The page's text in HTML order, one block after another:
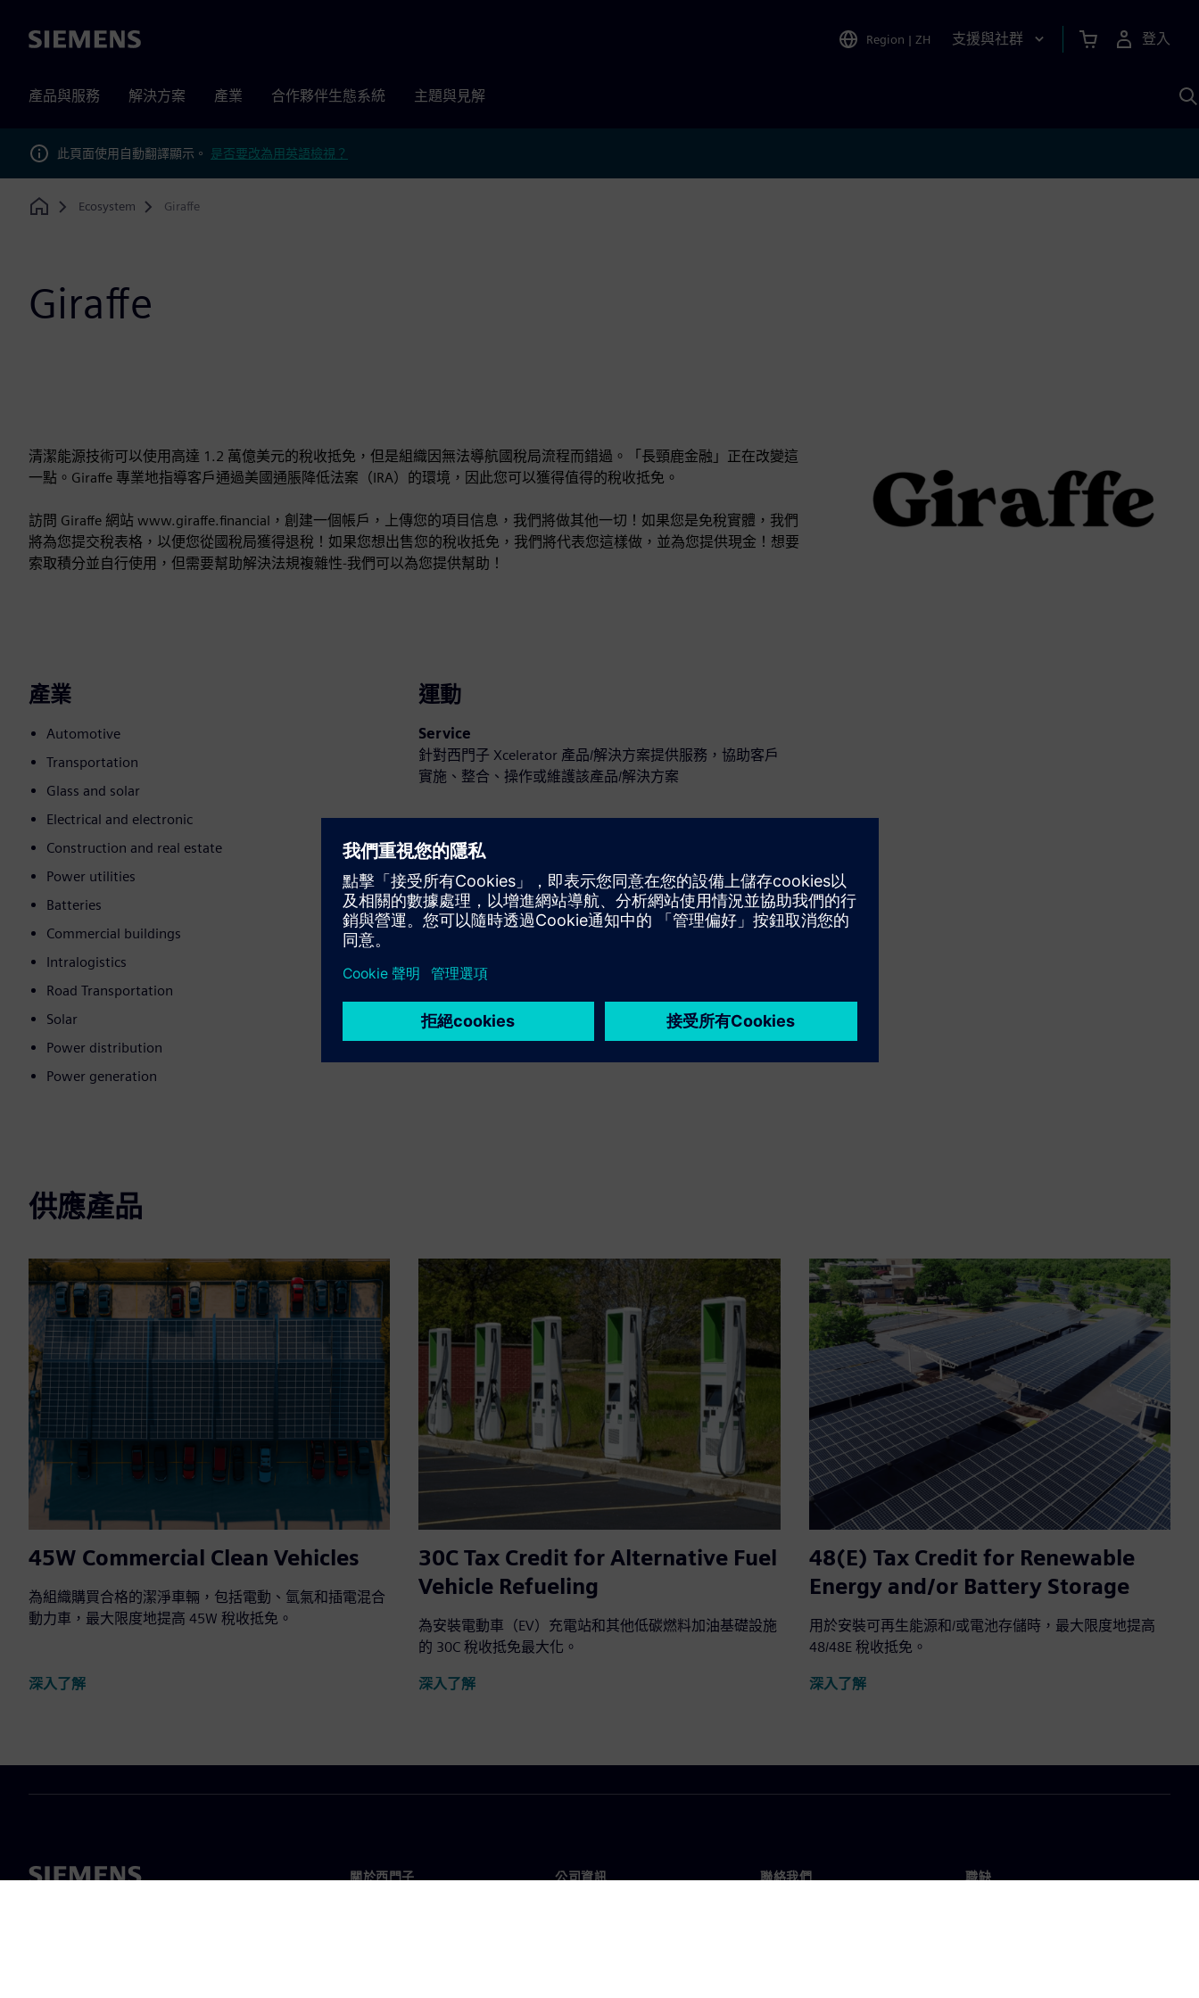
Siemens Region | ZH 支援與社群 登入
產品與服務 解決方案 產業 合作夥伴生態系統 主題與見解
此頁面使用自動翻譯顯示。 是否要改為用英語檢視？
Home
Ecosystem Giraffe
Giraffe
清潔能源技術可以使用高達 1.2 萬億美元的稅收抵免，但是組織因無法導航國稅局流程而錯過。「長頸鹿金融」正在改變這
一點。Giraffe 專業地指導客戶通過美國通脹降低法案（IRA）的環境，因此您可以獲得值得的稅收抵免。
訪問 Giraffe 網站 www.giraffe.financial，創建一個帳戶，上傳您的項目信息，我們將做其他一切！如果您是免稅實體，我們
將為您提交稅表格，以便您從國稅局獲得退稅！如果您想出售您的稅收抵免，我們將代表您這樣做，並為您提供現金！想要
索取積分並自行使用，但需要幫助解決法規複雜性-我們可以為您提供幫助！
產業
Automotive
Transportation
Glass and solar
Electrical and electronic
Construction and real estate
Power utilities
Batteries
Commercial buildings
Intralogistics
Road Transportation
Solar
Power distribution
Power generation
運動
Service
針對西門子 Xcelerator 產品/解決方案提供服務，協助客戶
實施、整合、操作或維護該產品/解決方案
供應產品
45W Commercial Clean Vehicles
為組織購買合格的潔淨車輛，包括電動、氫氣和插電混合
動力車，最大限度地提高 45W 稅收抵免。
深入了解
30C Tax Credit for Alternative Fuel
Vehicle Refueling
為安裝電動車（EV）充電站和其他低碳燃料加油基礎設施
的 30C 稅收抵免最大化。
深入了解
48(E) Tax Credit for Renewable
Energy and/or Battery Storage
用於安裝可再生能源和/或電池存儲時，最大限度地提高
48/48E 稅收抵免。
深入了解
關於西門子 公司資訊 聯絡我們 職缺